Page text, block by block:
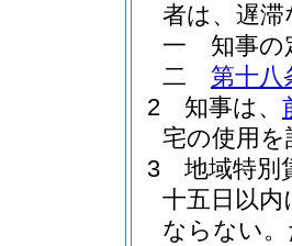
者は、遅
一
知事
二
第十八
2
知事は、
宅の使用
3
地域特別
十五日以
ならない。